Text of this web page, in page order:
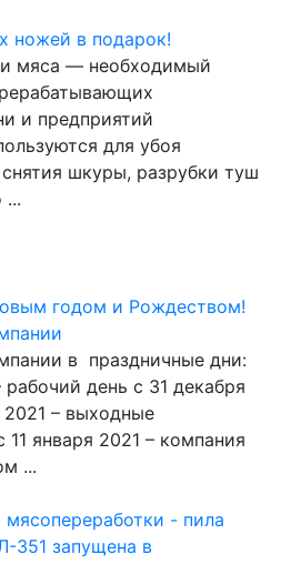
ножей в подарок!
мяса — необходимый
и предприятий
для убоя
шкуры, разрубки туш
...
годом и Рождеством!
в праздничные дни:
день с 31 декабря
– выходные
11 января 2021 – компания
...
- пила
351 запущена в